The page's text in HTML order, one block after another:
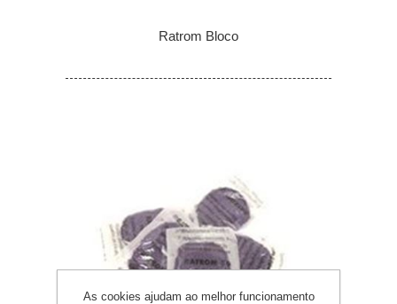
Ratrom Bloco
As cookies ajudam ao melhor funcionamento